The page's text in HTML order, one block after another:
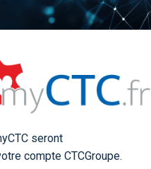
seront
compte CTCGroupe.